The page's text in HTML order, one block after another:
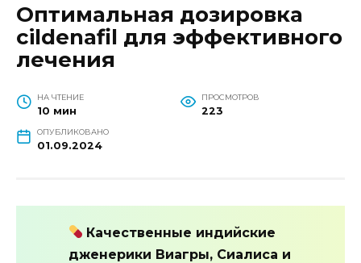
Оптимальная дозировка
сildenafil для эффективного
лечения
НА ЧТЕНИЕ
10 мин
ПРОСМОТРОВ
223
ОПУБЛИКОВАНО
01.09.2024
Качественные индийские
дженерики Виагры, Сиалиса и